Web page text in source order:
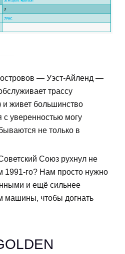
— Уэст-Айленд —
трассу
живет большинство
с уверенностью могу
не только в
Союз рухнул не
1991-го? Нам просто нужно
и ещё сильнее
машины, чтобы догнать